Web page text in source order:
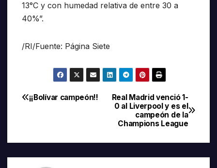
13°C y con humedad relativa de entre 30 a
40%”.
/RI/Fuente: Página Siete
Navegación
entradas
Real Madrid venció 1-
0 al Liverpool y es el
campeón de la
Champions League
¡¡Bolívar campeón!!